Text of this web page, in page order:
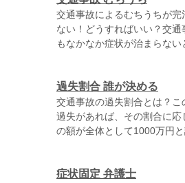
交通事故によるむちうちが
ない！どうすればいい？交
もなかなか症状が治まらな
過失割合 誰が決める
交通事故の過失割合とは？
過失があれば、その割合に
の額が全体として1000万円
症状固定 弁護士